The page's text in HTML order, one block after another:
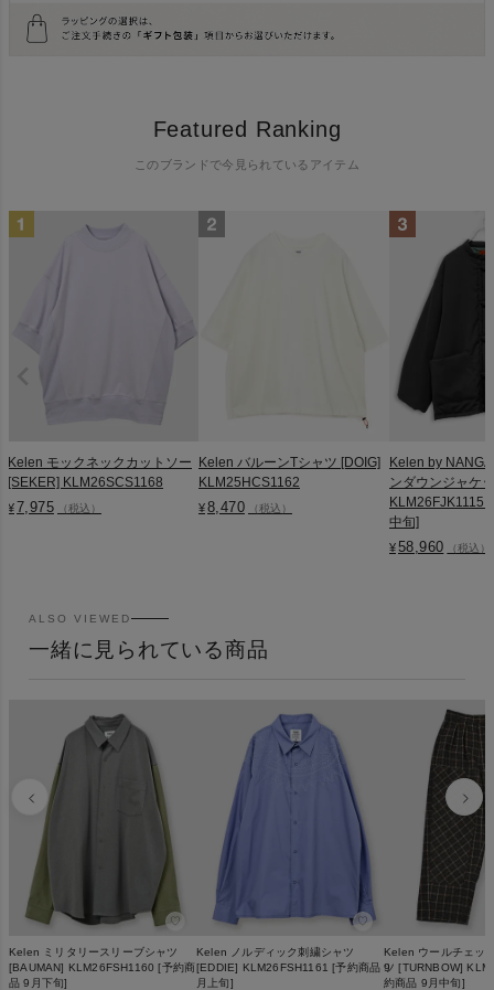
Featured Ranking
このブランドで今見られているアイテム
Kelen モックネックカットソー
[SEKER] KLM26SCS1168
¥7,975 （税込）
Kelen バルーンTシャツ [DOIG]
KLM25HCS1162
¥8,470 （税込）
Kelen by
ンダウンジャケ
KLM26FJK1115
中旬]
¥58,960 （税込）
ALSO VIEWED
一緒に見られている商品
♡
Kelen ミリタリースリーブシャツ
[BAUMAN] KLM26FSH1160 [予約商
品 9月下旬]
♡
Kelen ノルディック刺繍シャツ
[EDDIE] KLM26FSH1161 [予約商品 9
月上旬]
Kelen ウールチェッ
ツ [TURNBOW]
約商品 9月中旬]